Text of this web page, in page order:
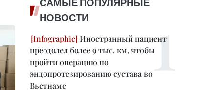
САМЫЕ ПОПУЛЯРНЫЕ
НОВОСТИ
Иностранный пациент
преодолел более 9 тыс. км, чтобы
пройти операцию по
эндопротезированию сустава во
Вьетнаме